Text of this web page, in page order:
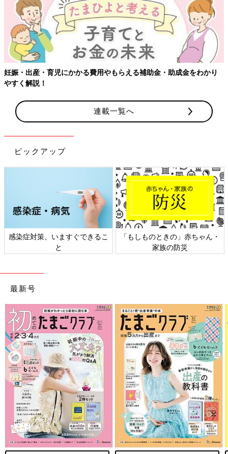
妊娠・出産・育児にかかる費用やもらえる補助金・助成金をわかり
やすく解説！
連載一覧へ
ピックアップ
感染症対策、いますぐできるこ
と
「もしものときの」赤ちゃん・
家族の防災
最新号